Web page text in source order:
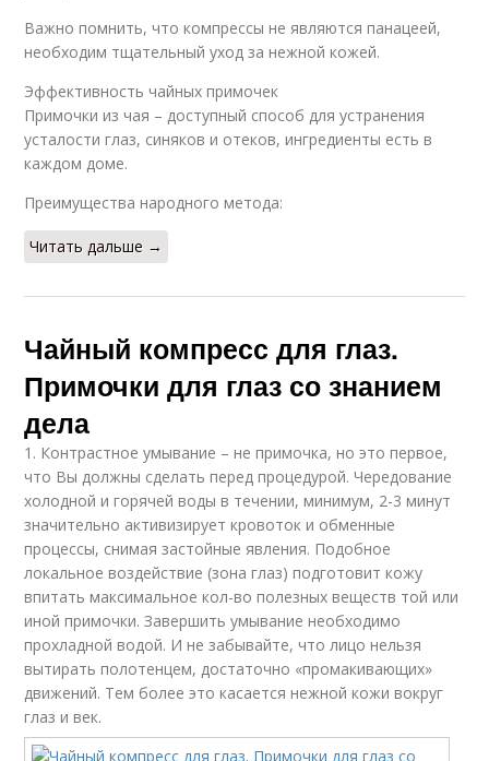
Важно помнить, что компрессы не являются панацеей,
необходим тщательный уход за нежной кожей.
Эффективность чайных примочек
Примочки из чая – доступный способ для устранения
усталости глаз, синяков и отеков, ингредиенты есть в
каждом доме.
Преимущества народного метода:
Читать дальше →
Чайный компресс для глаз.
Примочки для глаз со знанием
дела
1. Контрастное умывание – не примочка, но это первое,
что Вы должны сделать перед процедурой. Чередование
холодной и горячей воды в течении, минимум, 2-3 минут
значительно активизирует кровоток и обменные
процессы, снимая застойные явления. Подобное
локальное воздействие (зона глаз) подготовит кожу
впитать максимальное кол-во полезных веществ той или
иной примочки. Завершить умывание необходимо
прохладной водой. И не забывайте, что лицо нельзя
вытирать полотенцем, достаточно «промакивающих»
движений. Тем более это касается нежной кожи вокруг
глаз и век.